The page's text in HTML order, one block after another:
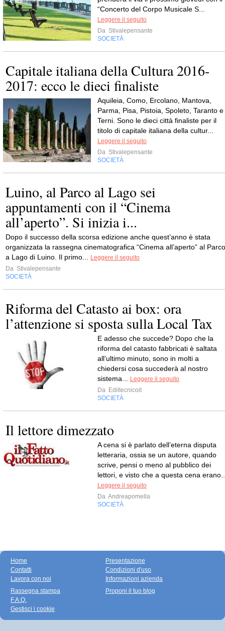
“Concerto del Corpo Musicale S...
Leggere il seguito
Da Stivalepensante
SOCIETÀ
Capitale italiana della Cultura 2016-
2017: ecco le dieci finaliste
Aquileia, Como, Ercolano, Mantova,
Parma, Pisa, Pistoia, Spoleto, Taranto e
Terni. Sono le dieci città finaliste per il
titolo di capitale italiana della cultur...
Leggere il seguito
Da Stivalepensante
SOCIETÀ
Luino, al Parco al Lago sei
appuntamenti con il “Cinema
all’aperto”. Si inizia i...
Dopo il successo della scorsa edizione anche quest’anno è stata
organizzata la rassegna cinematografica “Cinema all’aperto” al Parco
a Lago di Luino. Il primo...
Leggere il seguito
Da Stivalepensante
SOCIETÀ
Riforma del Catasto ai box: ora
l’attenzione si sposta sulla Local Tax
E adesso che succede? Dopo che la
riforma del catasto fabbricati è saltata
all’ultimo minuto, sono in molti a
chiedersi cosa succederà al nostro
sistema...
Leggere il seguito
Da Ediltecnicoit
SOCIETÀ
Il lettore dimezzato
A cena si è parlato dell’eterna disputa
letteraria, ossia se un autore, quando
scrive, pensi o meno al pubblico dei
lettori, e visto che a questa cena
Leggere il seguito
Da Andreapomella
SOCIETÀ
Home
Contatti
Lavora con noi
Presentazione
Condizioni d'uso
Informazioni azienda
Rassegna stampa
F.A.Q.
Gestisci i cookie
Proponi il tuo blog